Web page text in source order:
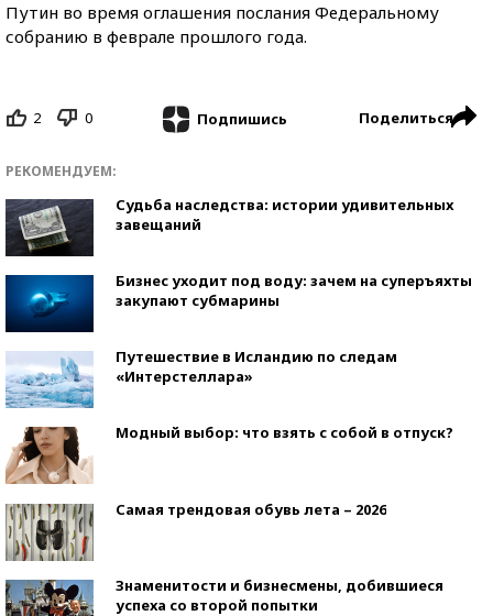
Путин во время оглашения послания Федеральному
собранию в феврале прошлого года.
2 0 Подпишись Поделиться
РЕКОМЕНДУЕМ:
Судьба наследства: истории удивительных
завещаний
Бизнес уходит под воду: зачем на суперъяхты
закупают субмарины
Путешествие в Исландию по следам
«Интерстеллара»
Модный выбор: что взять с собой в отпуск?
Самая трендовая обувь лета – 2026
Знаменитости и бизнесмены, добившиеся
успеха со второй попытки